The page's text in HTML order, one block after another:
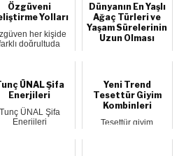
Özgüveni
Yolları
her kişide
doğrultuda
Dünyanın En Yaşlı
Ağaç Türleri ve
Yaşam Sürelerinin
Uzun Olması
gerçekleşmesinin
ne...
ÜNAL Şifa
Enerjileri
Tunç ÜNAL Şifa
Enerjileri
Yeni Trend
Tesettür Giyim
Kombinleri
Tesettür giyim